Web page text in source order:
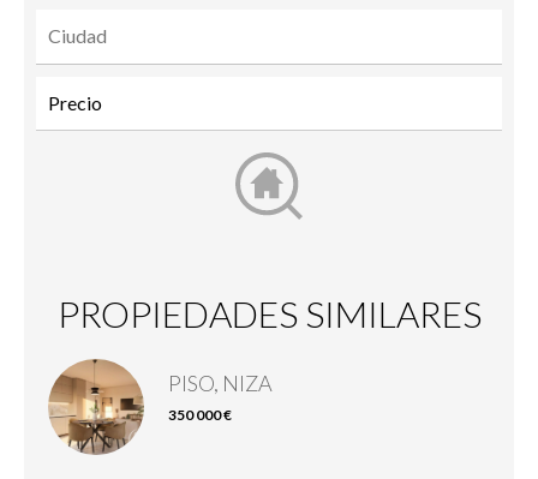
PROPIEDADES SIMILARES
PISO, NIZA
350 000 €